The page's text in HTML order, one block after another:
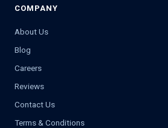
COMPANY
About Us
Blog
Careers
Reviews
Contact Us
Terms & Conditions